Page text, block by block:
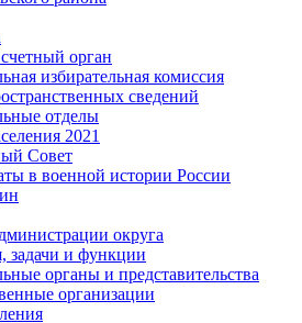
орган
избирательная комиссия
сведений
отделы
2021
Совет
в военной истории России
округа
задачи и функции
органы и представительства
организации